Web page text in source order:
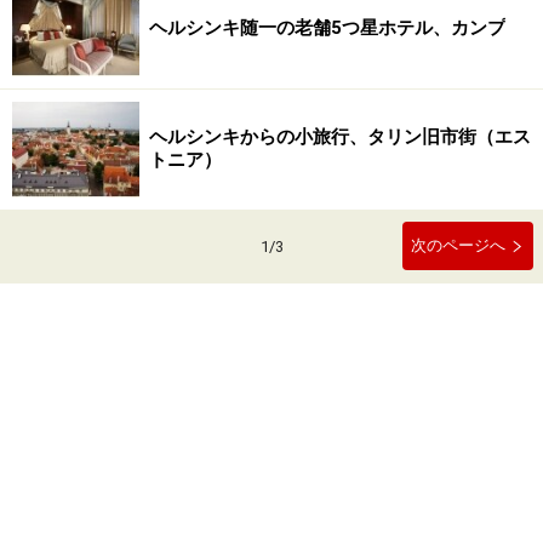
ヘルシンキ随一の老舗5つ星ホテル、カンプ
ヘルシンキからの小旅行、タリン旧市街（エス
トニア）
1/3 次のページへ